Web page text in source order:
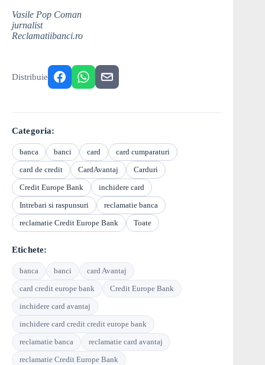
Vasile Pop Coman
jurnalist
Reclamatiibanci.ro
Distribuie
Categoria:
banca banci card
card cumparaturi
card de credit
CardAvantaj
Carduri
Credit Europe Bank
inchidere card
Intrebari si raspunsuri
reclamatie banca
reclamatie Credit Europe Bank
Toate
Etichete:
banca banci
card Avantaj
card credit europe bank
Credit Europe Bank
inchidere card avantaj
inchidere card credit credit europe bank
reclamatie banca
reclamatie card avantaj
reclamatie Credit Europe Bank